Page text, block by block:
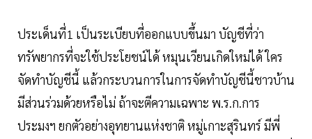
ประเด็นที่1 เป็นระเบียบที่ออกแบบขึ้นมา บัญชีที่ว่า
ทรัพยากรที่จะใช้ประโยชน์ได้ หมุนเวียนเกิดใหม่ได้ ใคร
จัดทำบัญชีนี้ แล้วกระบวนการในการจัดทำบัญชีนี้ชาวบ้าน
มีส่วนร่วมด้วยหรือไม่ ถ้าจะตีความเฉพาะ พ.ร.ก.การ
ประมงฯ ยกตัวอย่างอุทยานแห่งชาติ หมู่เกาะสุรินทร์ มีพี่